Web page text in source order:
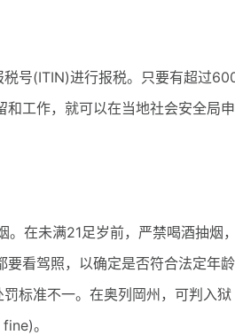
号(ITIN)进行报税。只要有超过
工作，就可以在当地社会安全局申
在未满21足岁前，严禁喝酒抽烟，
看驾照，以确定是否符合法定年龄
标准不一。在奥列岡州，可判入狱
。